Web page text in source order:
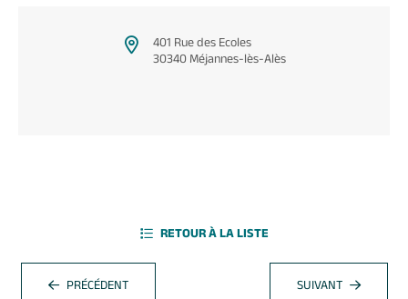
401 Rue des Ecoles
30340 Méjannes-lès-Alès
PRÉCÉDENT
RETOUR À LA LISTE
SUIVANT